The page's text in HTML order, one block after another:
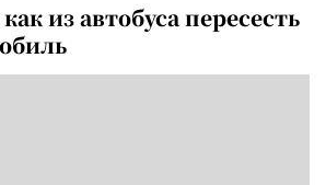
из автобуса пересесть